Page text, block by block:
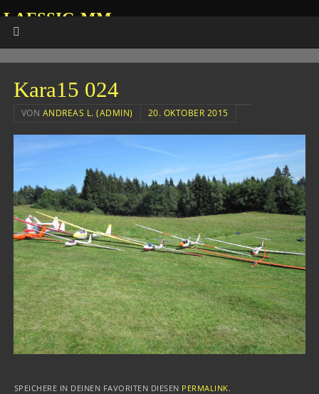
LAESSIG-MM
Kara15 024
VON ANDREAS L. (ADMIN) 20. OKTOBER 2015
SPEICHERE IN DEINEN FAVORITEN DIESEN PERMALINK.